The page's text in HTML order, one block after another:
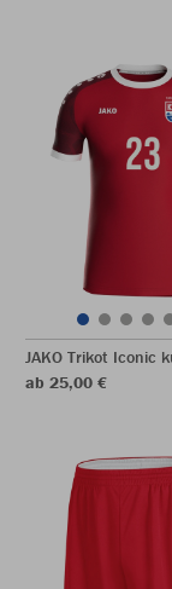
JAKO Trikot Iconic
ab 25,00 €